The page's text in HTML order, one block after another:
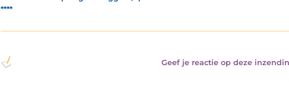
****
Geef je reactie op deze